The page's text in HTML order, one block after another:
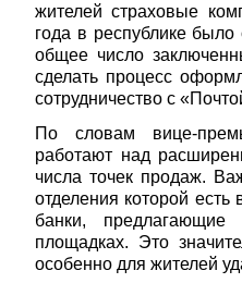
жителей страховые
года в республике
общее число
сделать процесс
сотрудничество с
По словам вице-
работают над
числа точек продаж.
отделения которой есть
банки,
площадках. Это
особенно для жителей